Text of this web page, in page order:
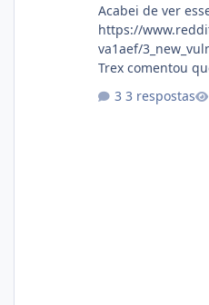
Acabei de ver
https://
va1aef/
Trex comentou
3 respostas